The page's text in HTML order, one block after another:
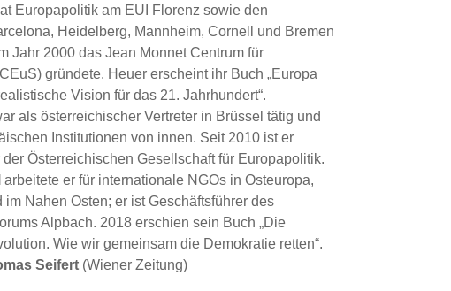
Europapolitik am EUI Florenz sowie den
Heidelberg, Mannheim, Cornell und Bremen
Jahr 2000 das Jean Monnet Centrum für
gründete. Heuer erscheint ihr Buch „Europa
Vision für das 21. Jahrhundert“.
als österreichischer Vertreter in Brüssel tätig und
Institutionen von innen. Seit 2010 ist er
Österreichischen Gesellschaft für Europapolitik.
arbeitete er für internationale NGOs in Osteuropa,
im Nahen Osten; er ist Geschäftsführer des
Alpbach. 2018 erschien sein Buch „Die
Wie wir gemeinsam die Demokratie retten“.
Seifert (Wiener Zeitung)